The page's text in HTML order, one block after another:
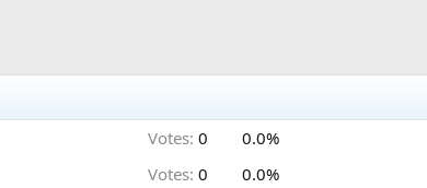
Votes: 0
0.0%
Votes: 0 0.0%